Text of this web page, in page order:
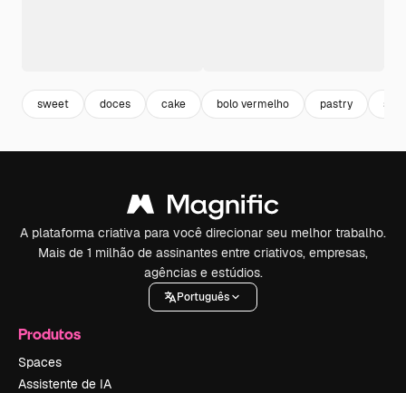
sweet doces cake bolo vermelho pastry
A plataforma criativa para você direcionar seu melhor trabalho.
Mais de 1 milhão de assinantes entre criativos, empresas,
agências e estúdios.
Português
Produtos
Spaces
Assistente de IA